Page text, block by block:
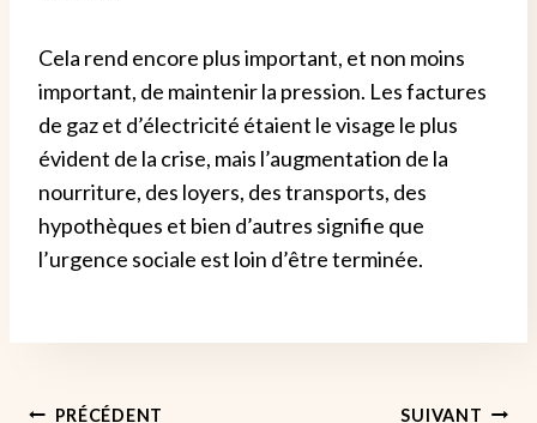
Cela rend encore plus important, et non moins
important, de maintenir la pression. Les factures
de gaz et d’électricité étaient le visage le plus
évident de la crise, mais l’augmentation de la
nourriture, des loyers, des transports, des
hypothèques et bien d’autres signifie que
l’urgence sociale est loin d’être terminée.
PRÉCÉDENT SUIVANT